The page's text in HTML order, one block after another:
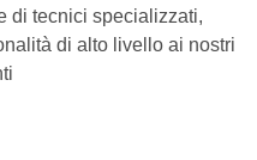
di tecnici specializzati,
di alto livello ai nostri